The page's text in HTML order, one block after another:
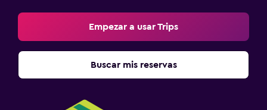
Empezar a usar Trips
Buscar mis reservas